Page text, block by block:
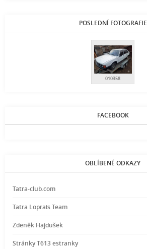
POSLEDNÍ FOTOGRAFIE
010358
FACEBOOK
OBLÍBENÉ ODKAZY
Tatra-club.com
Tatra Loprais Team
Zdeněk Hajdušek
Stránky T613 estranky